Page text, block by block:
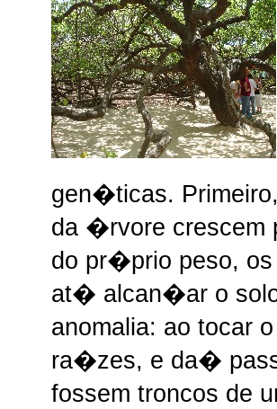
gen�ticas.
da �rvore crescem
do pr�prio peso, os
at� alcan�ar o
anomalia: ao tocar
ra�zes, e da�
fossem troncos de